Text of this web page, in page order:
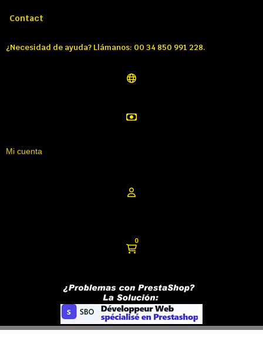
Contact
¿Necesidad de ayuda? Llámanos: 00 34 850 991 228.
Mi cuenta
0